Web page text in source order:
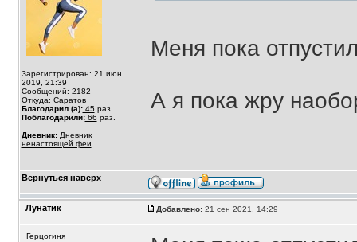
Зарегистрирован: 21 июн
2019, 21:39
Сообщений: 2182
Откуда: Саратов
Благодарил (а):45 раз.
Поблагодарили:66 раз.
Дневник: Дневник
ненастоящей феи
Меня пока
А я пока жру
Вернуться наверх
Лунатик Добавлено:21 сен 2021, 14:29
Герцогиня